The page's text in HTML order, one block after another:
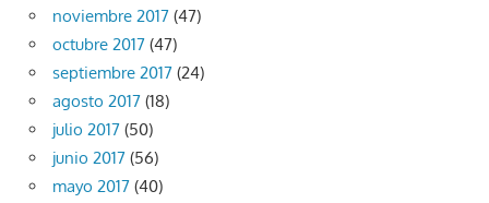
noviembre 2017 (47)
octubre 2017 (47)
septiembre 2017 (24)
agosto 2017 (18)
julio 2017 (50)
junio 2017 (56)
mayo 2017 (40)